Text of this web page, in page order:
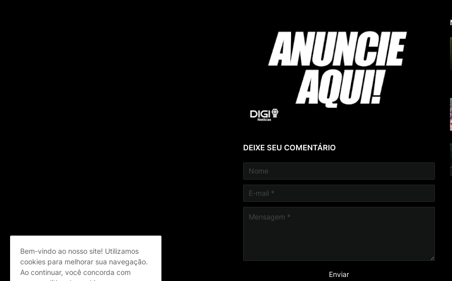
DEIXE SEU COMENTÁRIO
Bem-vindo ao nosso site! Utilizamos
cookies para melhorar sua navegação.
Ao continuar, você concorda com